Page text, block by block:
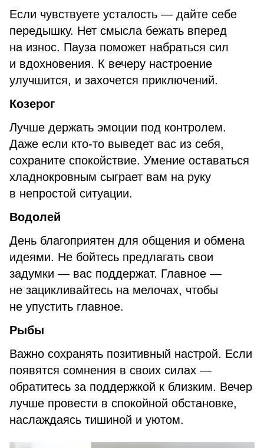
Если чувствуете усталость — дайте себе
передышку. Нет смысла бежать вперед
на износ. Пауза поможет набраться сил
и вдохновения. К вечеру настроение
улучшится, и захочется приключений.
Козерог
Лучше держать эмоции под контролем.
Даже если кто-то выведет вас из себя,
сохраните спокойствие. Умение оставаться
хладнокровным сыграет вам на руку
в непростой ситуации.
Водолей
День благоприятен для общения и обмена
идеями. Не бойтесь предлагать свои
задумки — вас поддержат. Главное —
не зацикливайтесь на мелочах, чтобы
не упустить главное.
Рыбы
Важно сохранять позитивный настрой. Если
появятся сомнения в своих силах —
обратитесь за поддержкой к близким. Вечер
лучше провести в спокойной обстановке,
наслаждаясь тишиной и уютом.